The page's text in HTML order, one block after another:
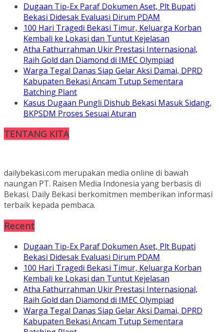
Dugaan Tip-Ex Paraf Dokumen Aset, Plt Bupati
Bekasi Didesak Evaluasi Dirum PDAM
100 Hari Tragedi Bekasi Timur, Keluarga Korban
Kembali ke Lokasi dan Tuntut Kejelasan
Atha Fathurrahman Ukir Prestasi Internasional,
Raih Gold dan Diamond di IMEC Olympiad
Warga Tegal Danas Siap Gelar Aksi Damai, DPRD
Kabupaten Bekasi Ancam Tutup Sementara
Batching Plant
Kasus Dugaan Pungli Dishub Bekasi Masuk Sidang,
BKPSDM Proses Sesuai Aturan
TENTANG KITA
dailybekasi.com merupakan media online di bawah
naungan PT. Raisen Media Indonesia yang berbasis di
Bekasi. Daily Bekasi berkomitmen memberikan informasi
terbaik kepada pembaca.
Recent
Dugaan Tip-Ex Paraf Dokumen Aset, Plt Bupati
Bekasi Didesak Evaluasi Dirum PDAM
100 Hari Tragedi Bekasi Timur, Keluarga Korban
Kembali ke Lokasi dan Tuntut Kejelasan
Atha Fathurrahman Ukir Prestasi Internasional,
Raih Gold dan Diamond di IMEC Olympiad
Warga Tegal Danas Siap Gelar Aksi Damai, DPRD
Kabupaten Bekasi Ancam Tutup Sementara